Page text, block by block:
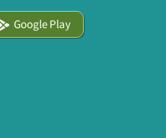
Google Play